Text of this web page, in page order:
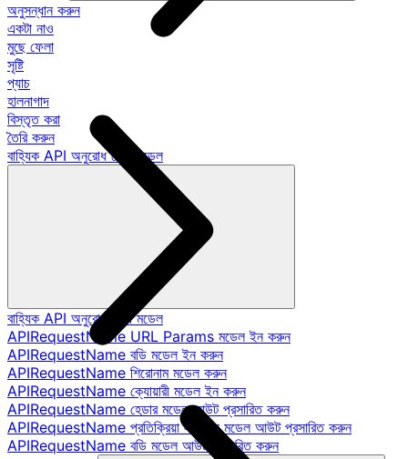
অনুসন্ধান করুন
একটা নাও
মুছে ফেলা
সৃষ্টি
প্যাচ
হালনাগাদ
বিস্তৃত করা
তৈরি করুন
বাহ্যিক API অনুরোধ ডেটা মডেল
বাহ্যিক API অনুরোধ ডেটা মডেল
APIRequestName URL Params মডেল ইন করুন
APIRequestName বডি মডেল ইন করুন
APIRequestName শিরোনাম মডেল করুন
APIRequestName ক্যোয়ারী মডেল ইন করুন
APIRequestName হেডার মডেল আউট প্রসারিত করুন
APIRequestName প্রতিক্রিয়া স্ট্যাটাস মডেল আউট প্রসারিত করুন
APIRequestName বডি মডেল আউট প্রসারিত করুন